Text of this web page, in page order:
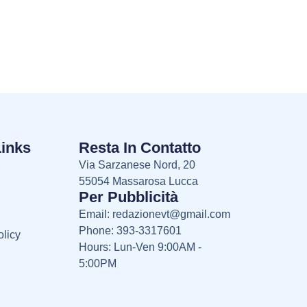
Resta In Contatto
Via Sarzanese Nord, 20
55054 Massarosa Lucca
Per Pubblicità
Email: redazionevt@gmail.com
Phone: 393-3317601
Hours: Lun-Ven 9:00AM -
5:00PM